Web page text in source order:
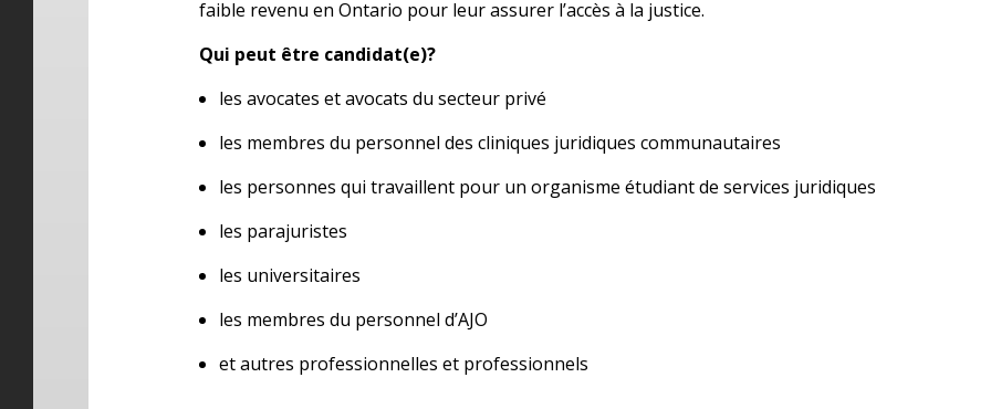
faible revenu en Ontario pour leur assurer l’accès à la justice.
Qui peut être candidat(e)?
les avocates et avocats du secteur privé
les membres du personnel des cliniques juridiques communautaires
les personnes qui travaillent pour un organisme étudiant de services juridiques
les parajuristes
les universitaires
les membres du personnel d’AJO
et autres professionnelles et professionnels